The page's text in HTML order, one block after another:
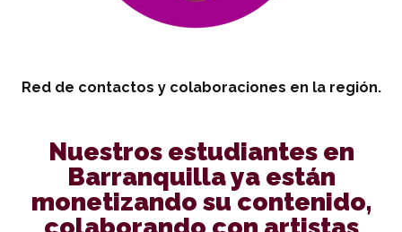
Red de contactos y colaboraciones en la región.
Nuestros estudiantes en
Barranquilla ya están
monetizando su contenido,